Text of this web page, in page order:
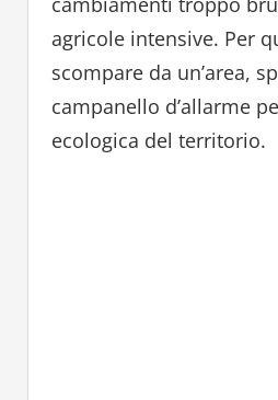
agricole intensive. Per
scompare da un’area,
campanello d’allarme
ecologica del territorio.